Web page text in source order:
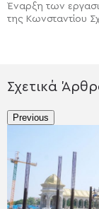
Έναρξη των
της Κωνσταντίου
Σχετικά
Previous